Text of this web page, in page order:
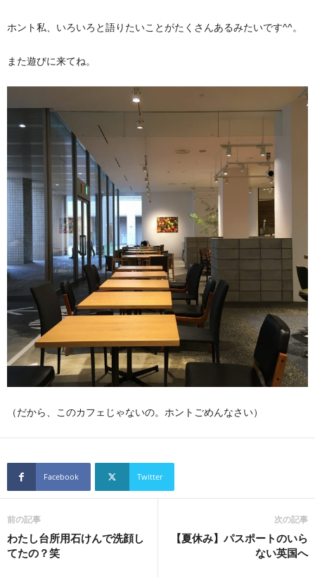
ホント私、いろいろと語りたいことがたくさんあるみたいです^^。
また遊びに来てね。
（だから、このカフェじゃないの。ホントごめんなさい）
Facebook Twitter
前の記事
わたし台所用石けんで洗顔し
てたの？笑
次の記事
【夏休み】パスポートのいら
ない英国へ